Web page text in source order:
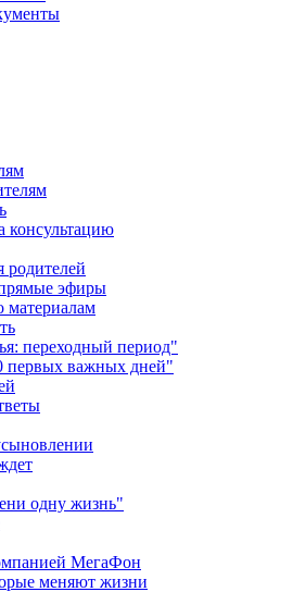
консультацию
родителей
эфиры
материалам
переходный период"
первых важных дней"
одну жизнь"
МегаФон
меняют жизни